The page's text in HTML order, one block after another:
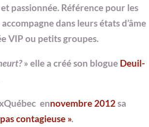
passionnée. Référence pour les
dans leurs états d’âme
VIP ou petits groupes.
» elle a créé son blogue Deuil-
ennovembre 2012 sa
contagieuse ».